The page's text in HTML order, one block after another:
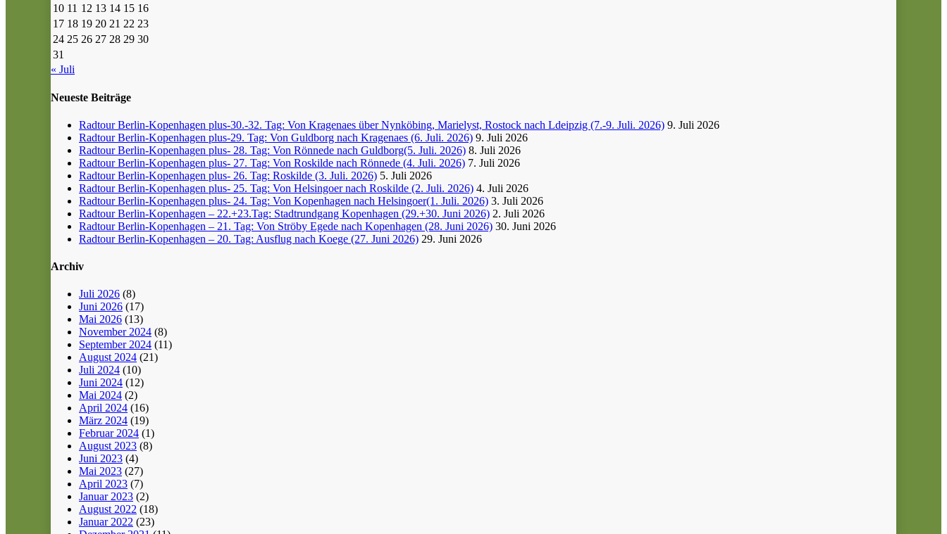
10 11 12 13 14 15 16
17 18 19 20 21 22 23
24 25 26 27 28 29 30
31
« Juli
Neueste Beiträge
Radtour Berlin-Kopenhagen plus-30.-32. Tag: Von Kragenaes über Nynköbing, Marielyst, Rostock nach Ldeipzig (7.-9. Juli. 2026) 9. Juli 2026
Radtour Berlin-Kopenhagen plus-29. Tag: Von Guldborg nach Kragenaes (6. Juli. 2026) 9. Juli 2026
Radtour Berlin-Kopenhagen plus- 28. Tag: Von Rönnede nach Guldborg(5. Juli. 2026) 8. Juli 2026
Radtour Berlin-Kopenhagen plus- 27. Tag: Von Roskilde nach Rönnede (4. Juli. 2026) 7. Juli 2026
Radtour Berlin-Kopenhagen plus- 26. Tag: Roskilde (3. Juli. 2026) 5. Juli 2026
Radtour Berlin-Kopenhagen plus- 25. Tag: Von Helsingoer nach Roskilde (2. Juli. 2026) 4. Juli 2026
Radtour Berlin-Kopenhagen plus- 24. Tag: Von Kopenhagen nach Helsingoer(1. Juli. 2026) 3. Juli 2026
Radtour Berlin-Kopenhagen – 22.+23.Tag: Stadtrundgang Kopenhagen (29.+30. Juni 2026) 2. Juli 2026
Radtour Berlin-Kopenhagen – 21. Tag: Von Ströby Egede nach Kopenhagen (28. Juni 2026) 30. Juni 2026
Radtour Berlin-Kopenhagen – 20. Tag: Ausflug nach Koege (27. Juni 2026) 29. Juni 2026
Archiv
Juli 2026 (8)
Juni 2026 (17)
Mai 2026 (13)
November 2024 (8)
September 2024 (11)
August 2024 (21)
Juli 2024 (10)
Juni 2024 (12)
Mai 2024 (2)
April 2024 (16)
März 2024 (19)
Februar 2024 (1)
August 2023 (8)
Juni 2023 (4)
Mai 2023 (27)
April 2023 (7)
Januar 2023 (2)
August 2022 (18)
Januar 2022 (23)